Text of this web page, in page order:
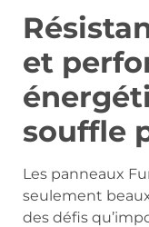
et
souffle
Les panneaux
seulement
des défis